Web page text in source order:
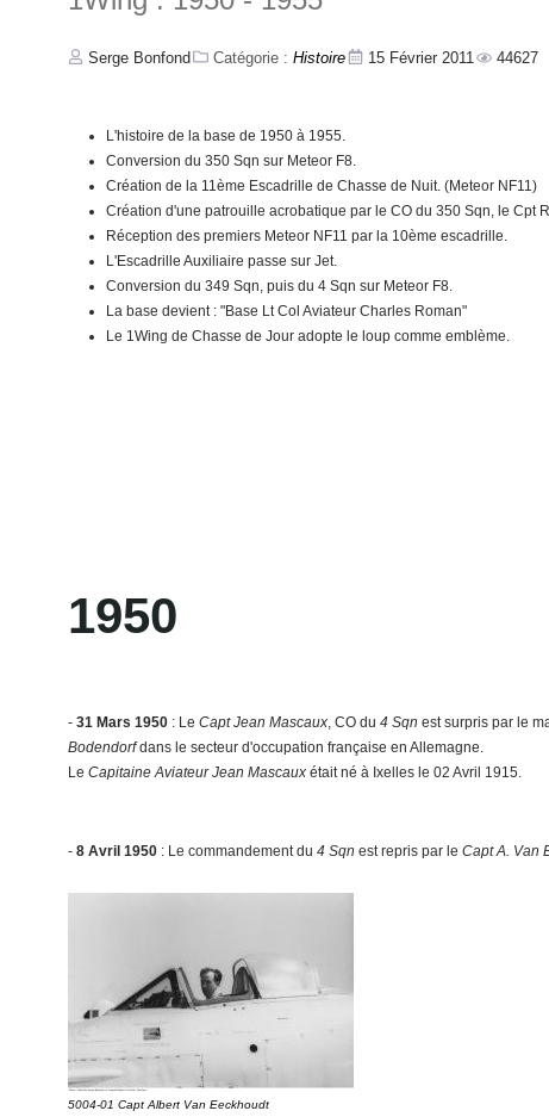
Serge Bonfond Catégorie : Histoire 15 Février 2011 44627
L'histoire de la base de 1950 à 1955.
Conversion du 350 Sqn sur Meteor F8.
Création de la 11ème Escadrille de Chasse de Nuit. (Meteor NF11)
Création d'une patrouille acrobatique par le CO du 350 Sqn, le Cpt
Réception des premiers Meteor NF11 par la 10ème escadrille.
L'Escadrille Auxiliaire passe sur Jet.
Conversion du 349 Sqn, puis du 4 Sqn sur Meteor F8.
La base devient : "Base Lt Col Aviateur Charles Roman"
Le 1Wing de Chasse de Jour adopte le loup comme emblème.
1950
- 31 Mars 1950 : Le Capt Jean Mascaux , CO du 4 Sqn est surpris par le
Bodendorfdans le secteur d'occupation française en Allemagne.
Le Capitaine Aviateur Jean Mascaux était né à Ixelles le 02 Avril 1915.
- 8 Avril 1950 : Le commandement du 4 Sqn est repris par le Capt A. Van
5004-01 Capt Albert Van Eeckhoudt
1955 - Une mission à la Chasse de Nuit.
1956 - Une journée avec la 4ème à Sylt
1958 - 5 Mars - Operation Jumpmoat II
1959 - 4 Juillet - Operation Simba.
1963 - Une mission de chasse en Hunter
1978 - 23 Mai - Dernier vol du FX18
Solenzara